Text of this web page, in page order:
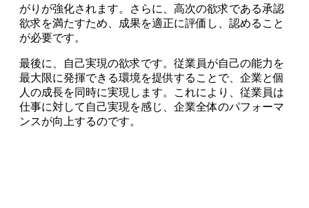
がりが強化されます。さらに、高次の欲求である承認
欲求を満たすため、成果を適正に評価し、認めること
が必要です。
最後に、自己実現の欲求です。従業員が自己の能力を
最大限に発揮できる環境を提供することで、企業と個
人の成長を同時に実現します。これにより、従業員は
仕事に対して自己実現を感じ、企業全体のパフォーマ
ンスが向上するのです。